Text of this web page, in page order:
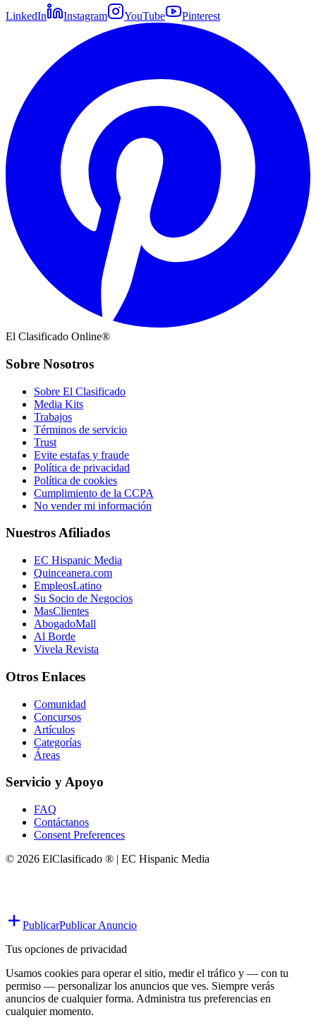
LinkedIn Instagram YouTube Pinterest
El Clasificado Online®
Sobre Nosotros
Sobre El Clasificado
Media Kits
Trabajos
Términos de servicio
Trust
Evite estafas y fraude
Política de privacidad
Política de cookies
Cumplimiento de la CCPA
No vender mi información
Nuestros Afiliados
EC Hispanic Media
Quinceanera.com
EmpleosLatino
Su Socio de Negocios
MasClientes
AbogadoMall
Al Borde
Vivela Revista
Otros Enlaces
Comunidad
Concursos
Artículos
Categorías
Áreas
Servicio y Apoyo
FAQ
Contáctanos
Consent Preferences
© 2026 ElClasificado ® | EC Hispanic Media
PublicarPublicar Anuncio
Tus opciones de privacidad
Usamos cookies para operar el sitio, medir el tráfico y — con tu
permiso — personalizar los anuncios que ves. Siempre verás
anuncios de cualquier forma. Administra tus preferencias en
cualquier momento.